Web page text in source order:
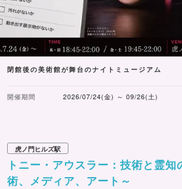
閉館後の美術館が舞台のナイトミュージアム
開催期間 2026/07/24(金) ～ 09/26(土)
虎ノ門ヒルズ駅
トニー・アウスラー：技術と霊知
術、メディア、アート～